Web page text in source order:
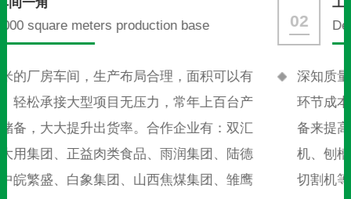
02
Delivery in 3 days
深知质量、效率对生产企业的重要性，坚持把生产
环节成本降低回馈广大客户。我们坚持用高科技设
备来提高生产效率。公司拥有进口剪板机、折弯
机、刨槽机、大型开平机、数控车床、冲床、激光
切割机等，形成完善的工业化生产流水线。